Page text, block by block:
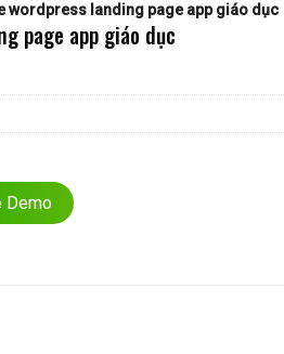
wordpress landing page app giáo dục
page app giáo dục
Demo